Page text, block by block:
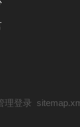
理登录